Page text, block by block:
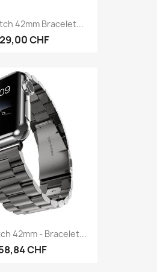
42mm Bracelet...
CHF
42mm - Bracelet...
CHF